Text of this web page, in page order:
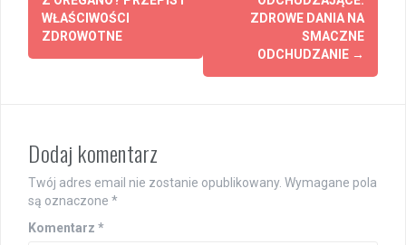
WŁAŚCIWOŚCI
ZDROWOTNE
ZDROWE DANIA NA
SMACZNE
ODCHUDZANIE →
Dodaj komentarz
Twój adres email nie zostanie opublikowany. Wymagane pola
są oznaczone *
Komentarz *